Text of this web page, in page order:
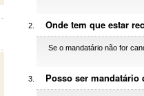
Onde tem que estar
Se o mandatário não for
Posso ser mandatário